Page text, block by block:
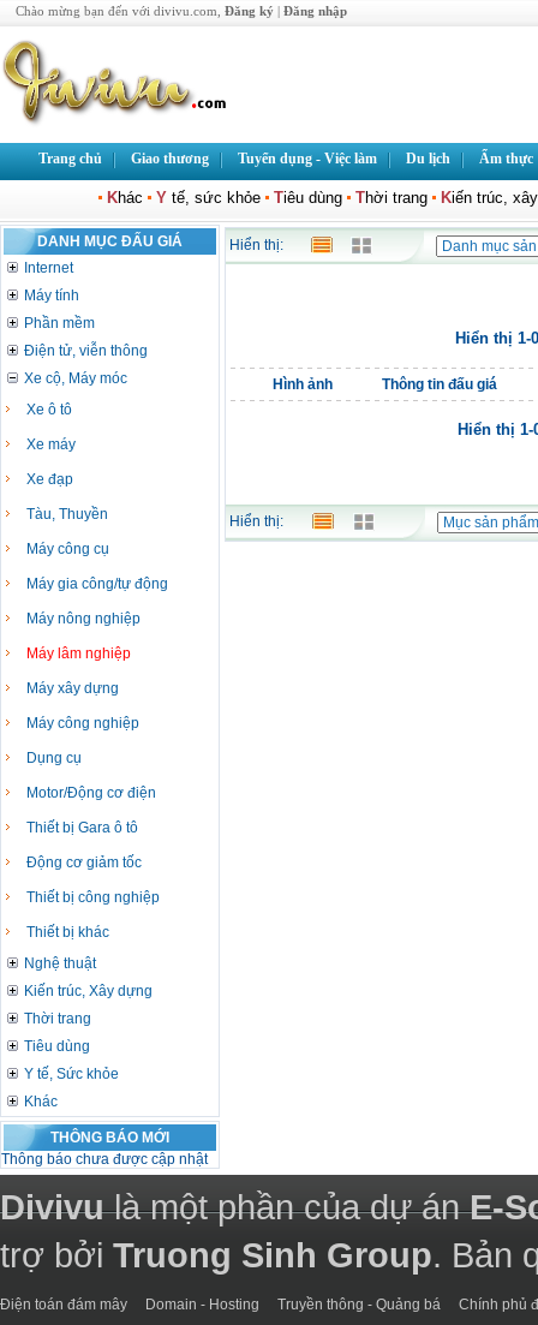
Chào mừng bạn đến với divivu.com, Đăng ký | Đăng nhập
Trang chủ Giao thương Tuyển dụng - Việc làm Du lịch Ẩm thực
Kiến trúc,
Thời trang
Tiêu dùng
Y tế, sức khỏe
Khác
DANH MỤC ĐẤU GIÁ
Internet
Máy tính
Phần mềm
Điện tử, viễn thông
Xe cộ, Máy móc
Xe ô tô
Xe máy
Xe đạp
Tàu, Thuyền
Máy công cụ
Máy gia công/tự động
Máy nông nghiệp
Máy lâm nghiệp
Máy xây dựng
Máy công nghiệp
Dụng cụ
Motor/Động cơ điện
Thiết bị Gara ô tô
Động cơ giảm tốc
Thiết bị công nghiệp
Thiết bị khác
Nghệ thuật
Kiến trúc, Xây dựng
Thời trang
Tiêu dùng
Y tế, Sức khỏe
Khác
THÔNG BÁO MỚI
Thông báo chưa được cập nhật
Hiển thị:
Hiển thị 1-
Hình ảnh Thông tin đấu giá
Hiển thị
Hiển thị:
Divivulà một phần của dự ánE-
trợ bởi Truong Sinh Group. Bản
Điện toán đám mây Domain - Hosting Truyền thông - Quảng bá Chính phủ